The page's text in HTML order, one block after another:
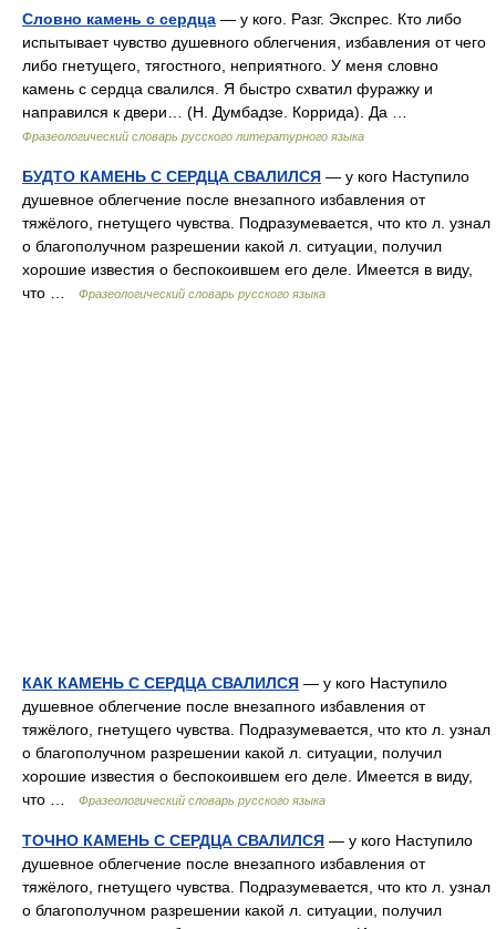
Словно камень с сердца — у кого. Разг. Экспрес. Кто либо
испытывает чувство душевного облегчения, избавления от чего
либо гнетущего, тягостного, неприятного. У меня словно
камень с сердца свалился. Я быстро схватил фуражку и
направился к двери… (Н. Думбадзе. Коррида). Да …
Фразеологический словарь русского литературного языка
БУДТО КАМЕНЬ С СЕРДЦА СВАЛИЛСЯ — у кого Наступило
душевное облегчение после внезапного избавления от
тяжёлого, гнетущего чувства. Подразумевается, что кто л. узнал
о благополучном разрешении какой л. ситуации, получил
хорошие известия о беспокоившем его деле. Имеется в виду,
что …
Фразеологический словарь русского языка
КАК КАМЕНЬ С СЕРДЦА СВАЛИЛСЯ — у кого Наступило
душевное облегчение после внезапного избавления от
тяжёлого, гнетущего чувства. Подразумевается, что кто л. узнал
о благополучном разрешении какой л. ситуации, получил
хорошие известия о беспокоившем его деле. Имеется в виду,
что …
Фразеологический словарь русского языка
ТОЧНО КАМЕНЬ С СЕРДЦА СВАЛИЛСЯ — у кого Наступило
душевное облегчение после внезапного избавления от
тяжёлого, гнетущего чувства. Подразумевается, что кто л. узнал
о благополучном разрешении какой л. ситуации, получил